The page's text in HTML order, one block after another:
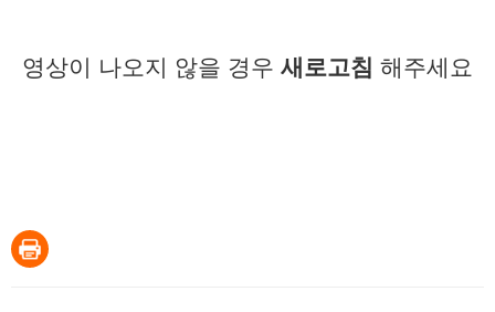
영상이 나오지 않을 경우 새로고침 해주세요